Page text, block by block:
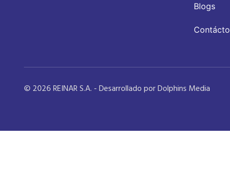
Blogs
Contácto
© 2026 REINAR S.A. - Desarrollado por Dolphins Media